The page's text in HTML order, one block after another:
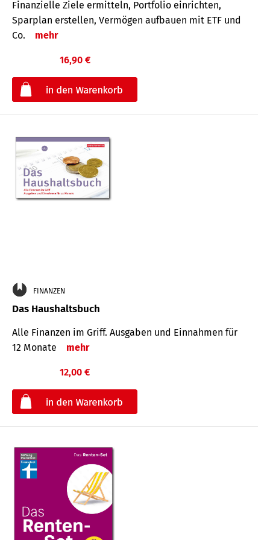
Finanzielle Ziele ermitteln, Portfolio einrichten,
Sparplan erstellen, Vermögen aufbauen mit ETF und
Co.
mehr
16,90 €
FINANZEN
Das Haushaltsbuch
Alle Finanzen im Griff. Aus­gaben und Ein­nahmen für
12 Monate
mehr
12,00 €